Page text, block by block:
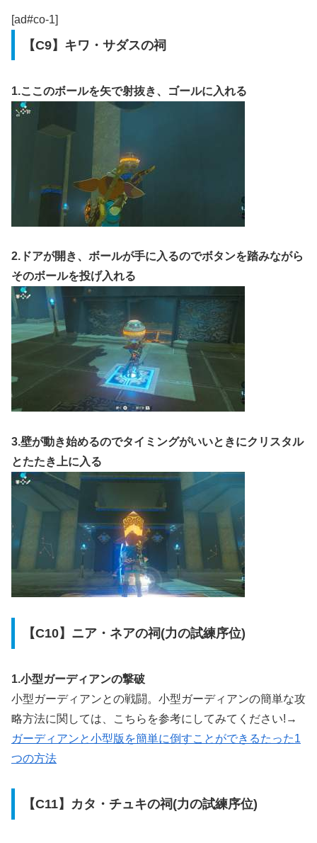
[ad#co-1]
【C9】キワ・サダスの祠
1.ここのボールを矢で射抜き、ゴールに入れる
2.ドアが開き、ボールが手に入るのでボタンを踏みながら
そのボールを投げ入れる
3.壁が動き始めるのでタイミングがいいときにクリスタル
とたたき上に入る
【C10】ニア・ネアの祠(力の試練序位)
1.小型ガーディアンの撃破
小型ガーディアンとの戦闘。小型ガーディアンの簡単な攻
略方法に関しては、こちらを参考にしてみてください!→
ガーディアンと小型版を簡単に倒すことができるたった1
つの方法
【C11】カタ・チュキの祠(力の試練序位)